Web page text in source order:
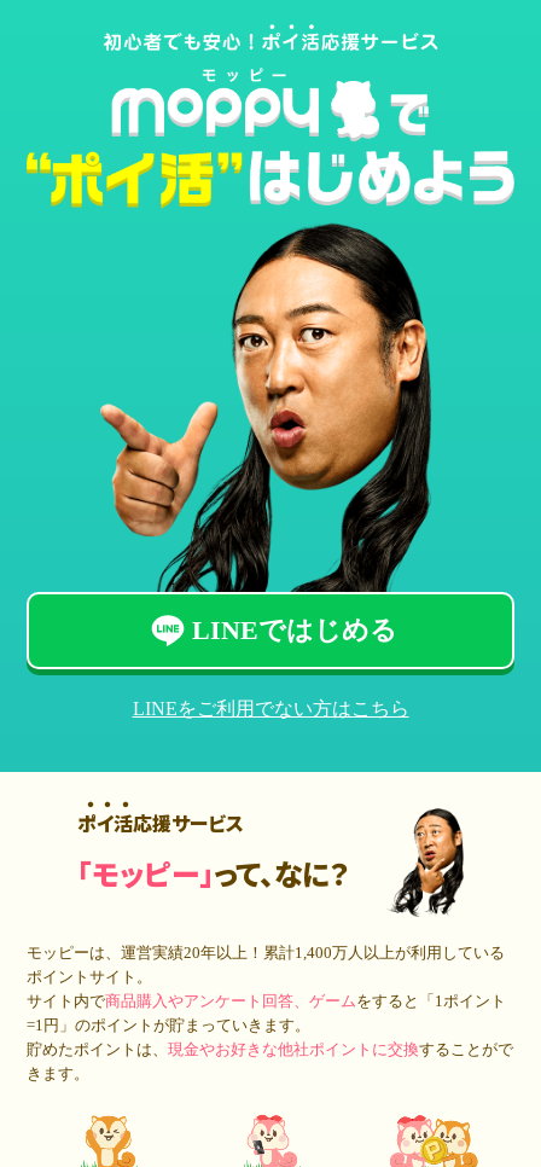
LINEではじめる
LINEをご利用でない方はこちら
ポイ活応援サービス
「モッピー」って、なに？
モッピーは、運営実績20年以上！累計1,400万人 以上が利用している
ポイントサイト。
サイト内で商品購入やアンケート回答、ゲームをすると「1ポイント
=1円」のポイントが貯まっていきます。
貯めたポイントは、現金やお好きな他社ポイントに交換することがで
きます。